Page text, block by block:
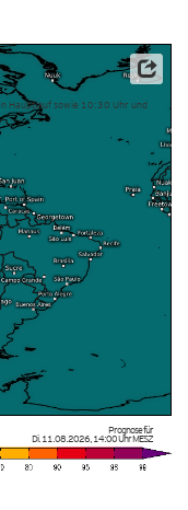
Prognose für
Di. 11.08.2026,14:00 UhrMESZ
Hauptlauf sowie 10:30 Uhr und
Zentrums für mittelfristige
Wettervorhersage (ECMWF)